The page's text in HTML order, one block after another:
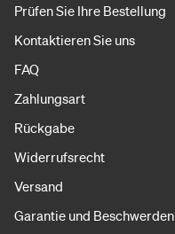
Prüfen Sie Ihre Bestellung
Kontaktieren Sie uns
FAQ
Zahlungsart
Rückgabe
Widerrufsrecht
Versand
Garantie und Beschwerden